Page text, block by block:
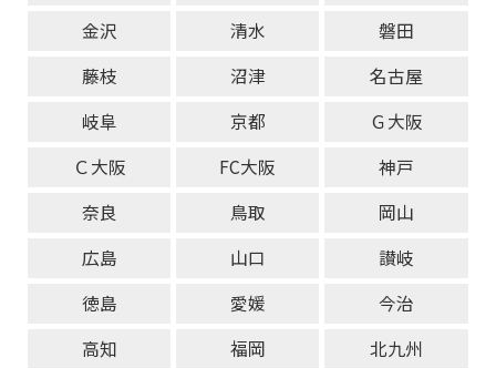
金沢
清水
磐田
藤枝
沼津
名古屋
岐阜
京都
Ｇ大阪
Ｃ大阪
FC大阪
神戸
奈良
鳥取
岡山
広島
山口
讃岐
徳島
愛媛
今治
高知
福岡
北九州